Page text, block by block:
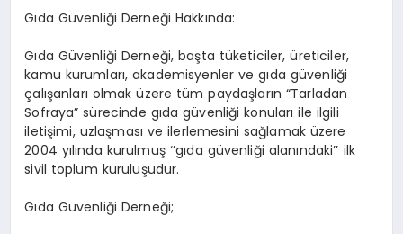
Gıda Güvenliği Derneği Hakkında:
Gıda Güvenliği Derneği, başta tüketiciler, üreticiler,
kamu kurumları, akademisyenler ve gıda güvenliği
çalışanları olmak üzere tüm paydaşların “Tarladan
Sofraya” sürecinde gıda güvenliği konuları ile ilgili
iletişimi, uzlaşması ve ilerlemesini sağlamak üzere
2004 yılında kurulmuş ‘’gıda güvenliği alanındaki’’ ilk
sivil toplum kuruluşudur.
Gıda Güvenliği Derneği;